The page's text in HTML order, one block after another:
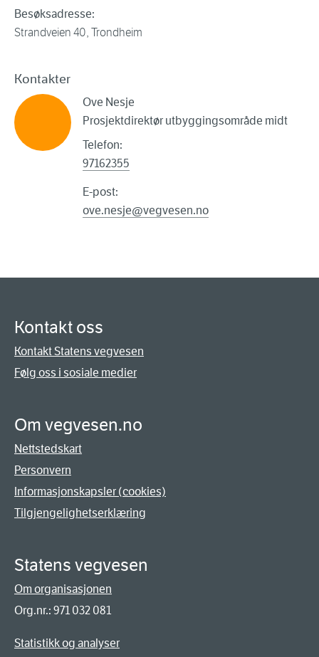
Besøksadresse:
Strandveien 40, Trondheim
Kontakter
Ove Nesje
Prosjektdirektør utbyggingsområde midt
Telefon:
97162355
E-post:
ove.nesje@vegvesen.no
Kontakt oss
Kontakt Statens vegvesen
Følg oss i sosiale medier
Om vegvesen.no
Nettstedskart
Personvern
Informasjonskapsler (cookies)
Tilgjengelighetserklæring
Statens vegvesen
Om organisasjonen
Org.nr.: 971 032 081
Statistikk og analyser